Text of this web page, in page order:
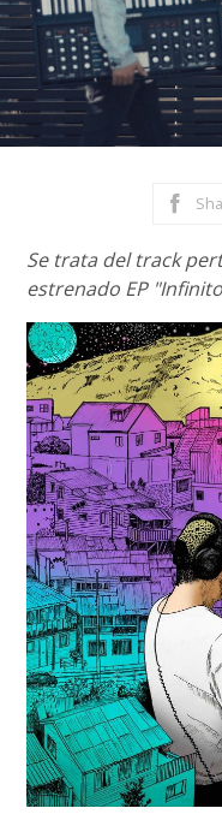
Se trata del track
estrenado EP